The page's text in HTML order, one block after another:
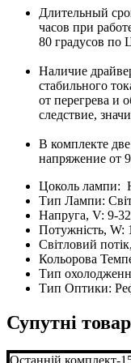
Длительный
часов при
80 градусов по
Наличие
стабильного
от перегрева и
следствие,
В комплекте
напряжение от
Цоколь лампи:
Тип Лампи:
Напруга, V: 9-
Потужність, W:
Світловий
Кольорова
Тип
Тип Оптики:
Супутні
Останній комплект-